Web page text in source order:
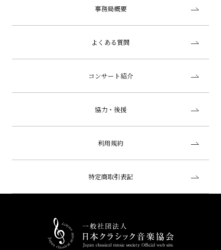
事務局概要
よくある質問
コンサート紹介
協力・後援
利用規約
特定商取引表記